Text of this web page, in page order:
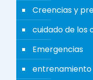
Creencias y
cuidado de los
Emergencias
entrenamiento